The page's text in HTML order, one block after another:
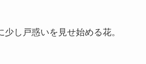
少し戸惑いを見せ始める花。